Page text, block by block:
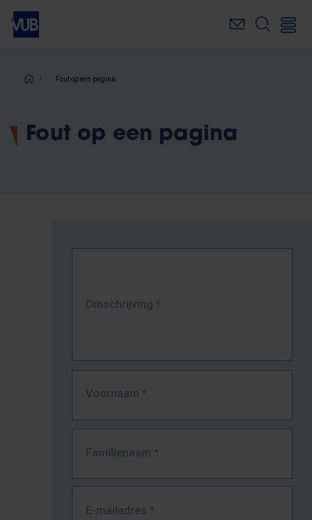
Overslaan
naar
inhoudKruimelpad
Fout op een pagina
Fout op een pagina
Omschrijving *
Voornaam *
Familienaam *
E-mailadres *